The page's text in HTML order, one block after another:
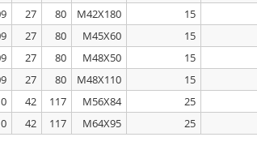
15
M42X180
80
27
15
M45X60
80
27
15
M48X50
80
27
15
M48X110
80
27
25
M56X84
117
42
25
M64X95
117
42